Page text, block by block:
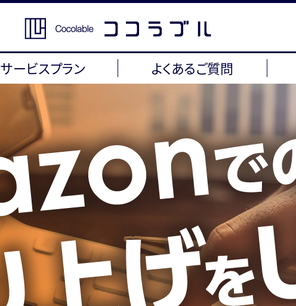
サービスプラン よくあるご質問